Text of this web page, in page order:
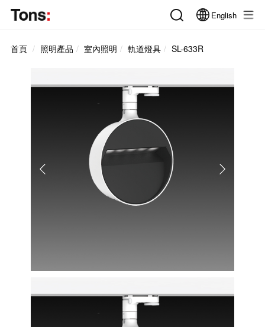
English
首頁 照明產品 室內照明 軌道燈具 SL-633R